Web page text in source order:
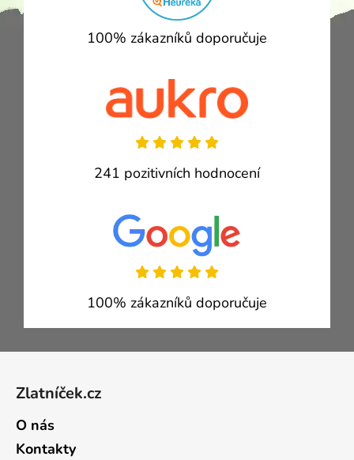
100% zákazníků doporučuje
241 pozitivních hodnocení
100% zákazníků doporučuje
Zlatníček.cz
O nás
Kontakty